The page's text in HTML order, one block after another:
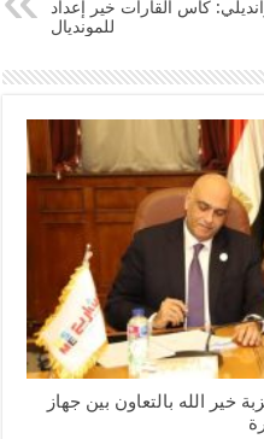
كأس القارات خير إعداد
للمونديال
خير الله بالتعاون بين جهاز